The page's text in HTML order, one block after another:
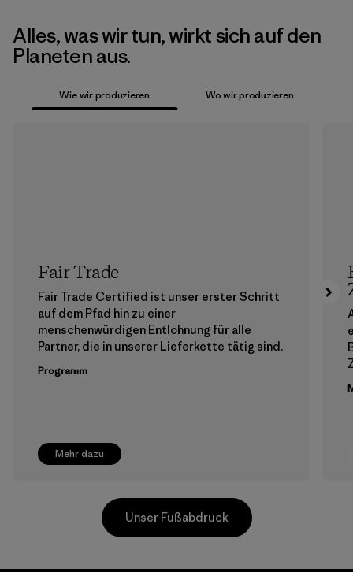
Alles, was wir tun, wirkt sich auf den
Planeten aus.
Wie wir produzieren Wo wir produzieren
Mehr dazu
Fair Trade
Fair Trade Certified ist unser erster Schritt
auf dem Pfad hin zu einer
menschenwürdigen Entlohnung für alle
Partner, die in unserer Lieferkette tätig sind.
Programm
Unser Fußabdruck